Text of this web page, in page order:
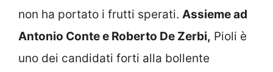
non ha portato i frutti sperati. Assieme ad
Antonio Conte e Roberto De Zerbi, Pioli è
uno dei candidati forti alla bollente